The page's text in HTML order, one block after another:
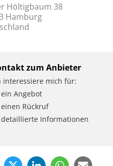
Höltigbaum 38
Hamburg
zum Anbieter
interessiere mich für:
ein Angebot
einen Rückruf
detaillierte Informationen